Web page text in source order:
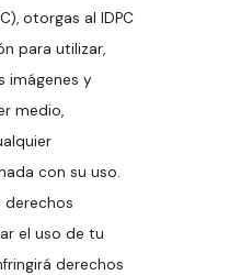
otorgas al IDPC
para utilizar,
imágenes y
medio,
con su uso.
derechos
el uso de tu
derechos